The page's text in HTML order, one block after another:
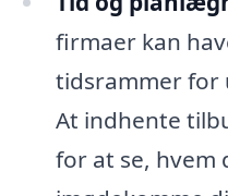
firmaer kan
tidsrammer for
At indhente
for at se, hvem